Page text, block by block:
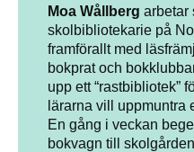
Moa Wållberg arbetar
skolbibliotekarie på
framförallt med
bokprat och
upp ett “rastbibliotek”
lärarna vill uppmuntra
En gång i veckan
bokvagn till